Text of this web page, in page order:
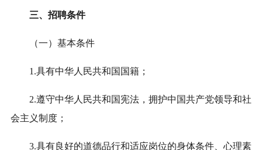
三、招聘条件
（一）基本条件
1.具有中华人民共和国国籍；
2.遵守中华人民共和国宪法，拥护中国共产党领导和社
会主义制度；
3.具有良好的道德品行和适应岗位的身体条件、心理素